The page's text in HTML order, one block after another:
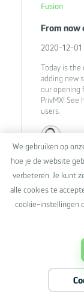
Fusion
From now
2020-12-01
Today is the
adding new
our opening
PrivMX!
users.
Origins of
We gebruiken op
hoe je de website
verbeteren. Je kunt
alle cookies te
cookie-instellingen